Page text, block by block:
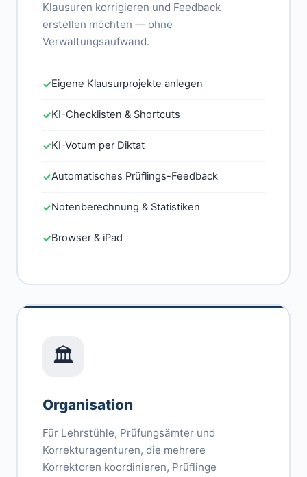
Klausuren korrigieren und Feedback
erstellen möchten — ohne
Verwaltungsaufwand.
✓Eigene Klausurprojekte anlegen
✓KI-Checklisten & Shortcuts
✓KI-Votum per Diktat
✓Automatisches Prüflings-Feedback
✓Notenberechnung & Statistiken
✓Browser & iPad
🏛️
Organisation
Für Lehrstühle, Prüfungsämter und
Korrekturagenturen, die mehrere
Korrektoren koordinieren, Prüflinge